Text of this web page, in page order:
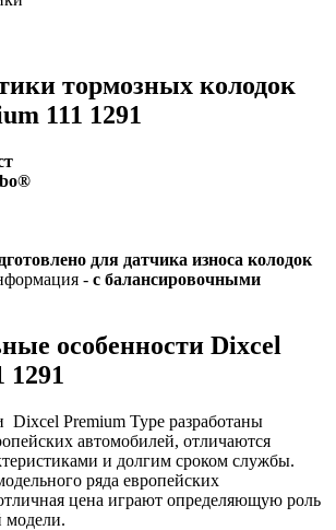
тормозных колодок
111 1291
для датчика износа колодок
- с балансировочными
особенности Dixcel
1291
Dixcel Premium Type разработаны
автомобилей, отличаются
и долгим сроком службы.
ряда европейских
цена играют определяющую роль
модели.